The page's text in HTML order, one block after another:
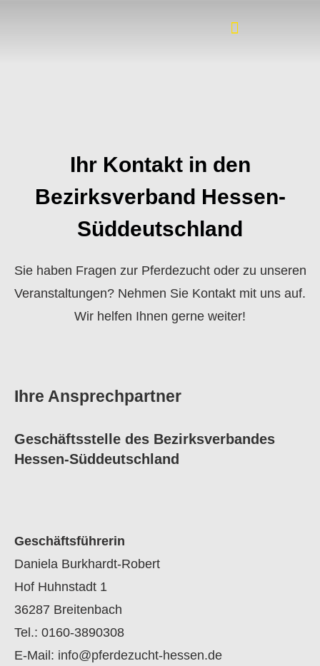
Ihr Kontakt in den
Bezirksverband Hessen-
Süddeutschland
Sie haben Fragen zur Pferdezucht oder zu unseren
Veranstaltungen? Nehmen Sie Kontakt mit uns auf.
Wir helfen Ihnen gerne weiter!
Ihre Ansprechpartner
Geschäftsstelle des Bezirksverbandes
Hessen-Süddeutschland
Geschäftsführerin
Daniela Burkhardt-Robert
Hof Huhnstadt 1
36287 Breitenbach
Tel.: 0160-3890308
E-Mail: info@pferdezucht-hessen.de